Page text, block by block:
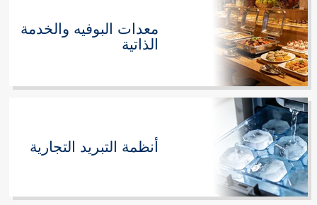
معدات البوفيه والخدمة
الذاتية
أنظمة التبريد التجارية